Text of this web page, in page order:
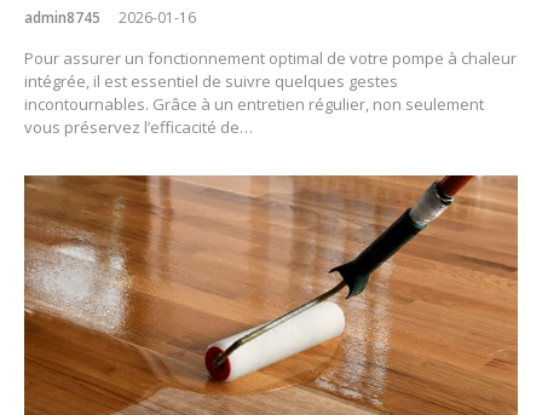
admin8745 2026-01-16
Pour assurer un fonctionnement optimal de votre pompe à chaleur
intégrée, il est essentiel de suivre quelques gestes
incontournables. Grâce à un entretien régulier, non seulement
vous préservez l’efficacité de…